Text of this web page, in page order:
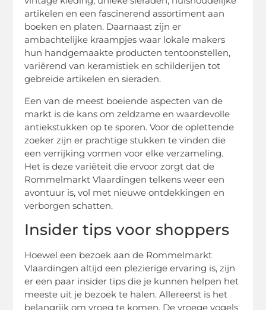
artikelen en een fascinerend assortiment aan
boeken en platen. Daarnaast zijn er
ambachtelijke kraampjes waar lokale makers
hun handgemaakte producten tentoonstellen,
variërend van keramistiek en schilderijen tot
gebreide artikelen en sieraden.
Een van de meest boeiende aspecten van de
markt is de kans om zeldzame en waardevolle
antiekstukken op te sporen. Voor de oplettende
zoeker zijn er prachtige stukken te vinden die
een verrijking vormen voor elke verzameling.
Het is deze variëteit die ervoor zorgt dat de
Rommelmarkt Vlaardingen telkens weer een
avontuur is, vol met nieuwe ontdekkingen en
verborgen schatten.
Insider tips voor shoppers
Hoewel een bezoek aan de Rommelmarkt
Vlaardingen altijd een plezierige ervaring is, zijn
er een paar insider tips die je kunnen helpen het
meeste uit je bezoek te halen. Allereerst is het
belangrijk om vroeg te komen. De vroege vogels